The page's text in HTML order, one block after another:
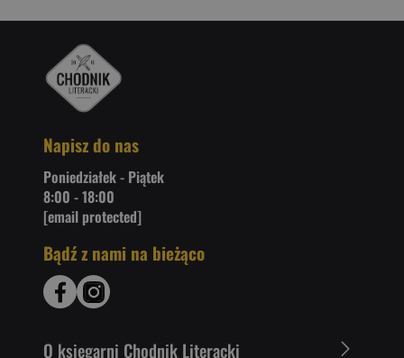
Napisz do nas
Poniedziałek - Piątek
8:00 - 18:00
[email protected]
Bądź z nami na bieżąco
O ksiegarni Chodnik Literacki